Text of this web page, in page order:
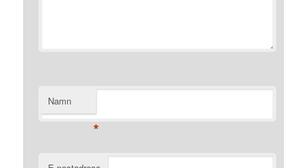
Namn
*